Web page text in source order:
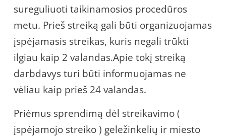
sureguliuoti taikinamosios procedūros
metu. Prieš streiką gali būti organizuojamas
įspėjamasis streikas, kuris negali trūkti
ilgiau kaip 2 valandas.Apie tokį streiką
darbdavys turi būti informuojamas ne
vėliau kaip prieš 24 valandas.
Priėmus sprendimą dėl streikavimo (
įspėjamojo streiko ) geležinkelių ir miesto